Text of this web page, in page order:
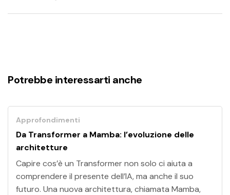
Potrebbe interessarti anche
Approfondimenti
Da Transformer a Mamba: l’evoluzione delle
architetture
Capire cos’è un Transformer non solo ci aiuta a
comprendere il presente dell’IA, ma anche il suo
futuro. Una nuova architettura, chiamata Mamba,